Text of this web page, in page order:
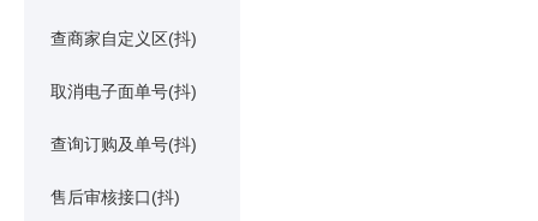
查商家自定义区(抖)
取消电子面单号(抖)
查询订购及单号(抖)
售后审核接口(抖)